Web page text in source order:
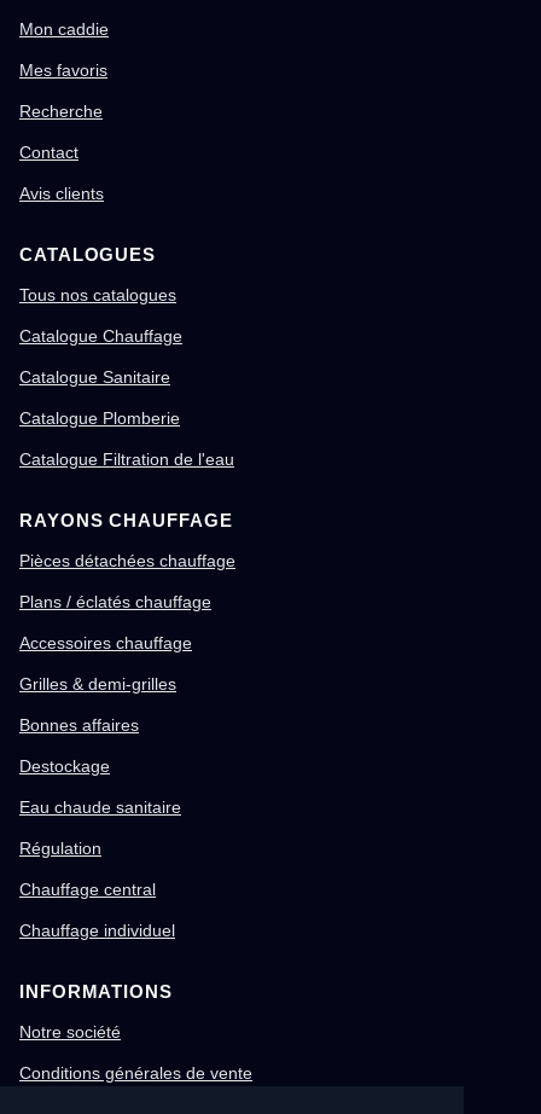
Mon caddie
Mes favoris
Recherche
Contact
Avis clients
CATALOGUES
Tous nos catalogues
Catalogue Chauffage
Catalogue Sanitaire
Catalogue Plomberie
Catalogue Filtration de l'eau
RAYONS CHAUFFAGE
Pièces détachées chauffage
Plans / éclatés chauffage
Accessoires chauffage
Grilles & demi-grilles
Bonnes affaires
Destockage
Eau chaude sanitaire
Régulation
Chauffage central
Chauffage individuel
INFORMATIONS
Notre société
Conditions générales de vente